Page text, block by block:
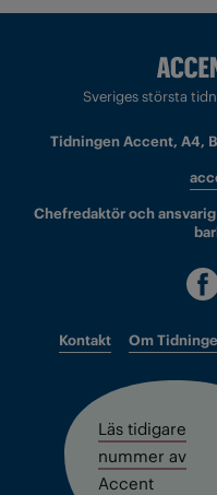
Sveriges största
Tidningen Accent, A4,
Chefredaktör och
Kontakt Om
Läs tidigare
nummer av
Accent